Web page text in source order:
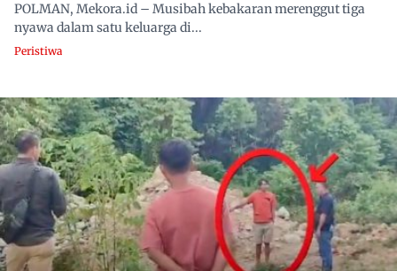
POLMAN, Mekora.id – Musibah kebakaran merenggut tiga
nyawa dalam satu keluarga di...
Peristiwa